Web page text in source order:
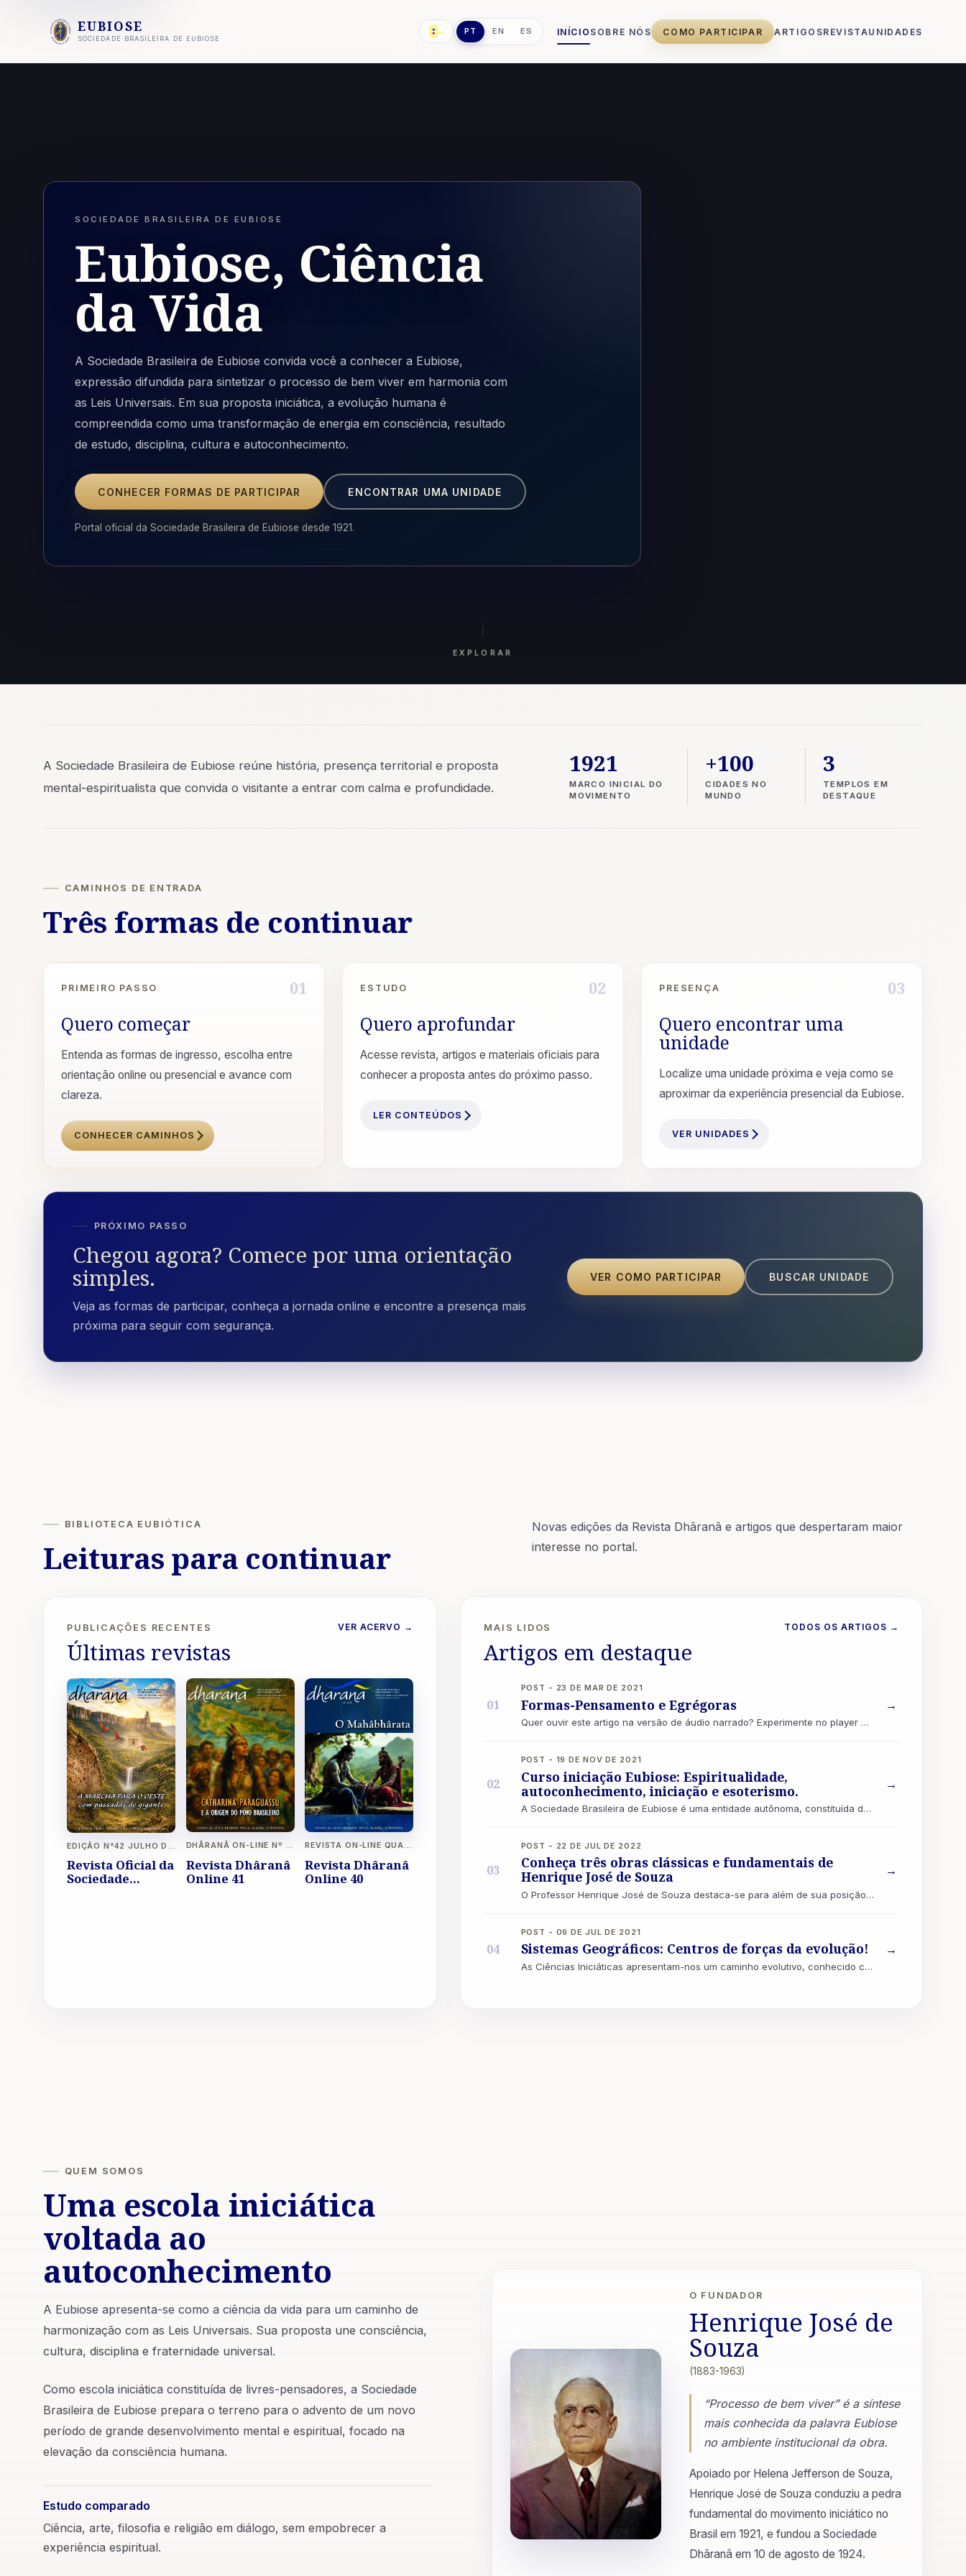
EUBIOSE
SOCIEDADE BRASILEIRA DE EUBIOSE
PT EN ES INÍCIO SOBRE NÓS COMO PARTICIPAR ARTIGOSREVISTAUNIDADES
SOCIEDADE BRASILEIRA DE EUBIOSE
Eubiose, Ciência
da Vida
A Sociedade Brasileira de Eubiose convida você a conhecer a Eubiose,
expressão difundida para sintetizar o processo de bem viver em harmonia com
as Leis Universais. Em sua proposta iniciática, a evolução humana é
compreendida como uma transformação de energia em consciência, resultado
de estudo, disciplina, cultura e autoconhecimento.
CONHECER FORMAS DE PARTICIPAR ENCONTRAR UMA UNIDADE
Portal oficial da Sociedade Brasileira de Eubiose desde 1921.
EXPLORAR
A Sociedade Brasileira de Eubiose reúne história, presença territorial e proposta
mental-espiritualista que convida o visitante a entrar com calma e profundidade.
1921
MARCO INICIAL DO
MOVIMENTO
+100
CIDADES NO
MUNDO
3
TEMPLOS EM
DESTAQUE
CAMINHOS DE ENTRADA
Três formas de continuar
PRIMEIRO PASSO 01
Quero começar
Entenda as formas de ingresso, escolha entre
orientação online ou presencial e avance com
clareza.
CONHECER CAMINHOS
ESTUDO 02
Quero aprofundar
Acesse revista, artigos e materiais oficiais para
conhecer a proposta antes do próximo passo.
LER CONTEÚDOS
PRESENÇA 03
Quero encontrar uma
unidade
Localize uma unidade próxima e veja como se
aproximar da experiência presencial da Eubiose.
VER UNIDADES
PRÓXIMO PASSO
Chegou agora? Comece por uma orientação
simples.
Veja as formas de participar, conheça a jornada online e encontre a presença mais
próxima para seguir com segurança.
VER COMO PARTICIPAR BUSCAR UNIDADE
BIBLIOTECA EUBIÓTICA
Leituras para continuar
Novas edições da Revista Dhâranâ e artigos que despertaram maior
interesse no portal.
PUBLICAÇÕES RECENTES
Últimas revistas
VER ACERVO →
EDIÇÃO N°42 JULHO DE 2026 A OUTUBRO DE 2026 REVISTA LIVRE
Revista Oficial da
Sociedade
DHÂRANÂ ON-LINE Nº 41
Revista Dhâranâ
Online 41
REVISTA ON-LINE QUADRIMESTRAL DA SOCIEDADE BRASILEIRA DE EUBIOSE ANO XIII - N° 40 - NOVEMBRO DE 2025 A FEVEREIRO DE 2026
Revista Dhâranâ
Online 40
MAIS LIDOS
Artigos em destaque
TODOS OS ARTIGOS →
01
POST - 23 DE MAR DE 2021
Formas-Pensamento e Egrégoras
Quer ouvir este artigo na versão de áudio narrado? Experimente no player no fim da página! “Não se deve ter maus pensamentos, porque co...
→
02
POST - 19 DE NOV DE 2021
Curso iniciação Eubiose: Espiritualidade,
autoconhecimento, iniciação e esoterismo.
A Sociedade Brasileira de Eubiose é uma entidade autônoma, constituída de livre-pensadores, uma escola iniciática, também destinada a f...
→
03
POST - 22 DE JUL DE 2022
Conheça três obras clássicas e fundamentais de
Henrique José de Souza
O Professor Henrique José de Souza destaca-se para além de sua posição de fundador da Sociedade Brasileira de Eubiose. Ele desempenhou...
→
04
POST - 09 DE JUL DE 2021
Sistemas Geográficos: Centros de forças da evolução!
As Ciências Iniciáticas apresentam-nos um caminho evolutivo, conhecido como Itinerário de IO, (nome dado ao caminhar da mônada humana n...
→
QUEM SOMOS
Uma escola iniciática
voltada ao
autoconhecimento
A Eubiose apresenta-se como a ciência da vida para um caminho de
harmonização com as Leis Universais. Sua proposta une consciência,
cultura, disciplina e fraternidade universal.
Como escola iniciática constituída de livres-pensadores, a Sociedade
Brasileira de Eubiose prepara o terreno para o advento de um novo
período de grande desenvolvimento mental e espiritual, focado na
elevação da consciência humana.
Estudo comparado
Ciência, arte, filosofia e religião em diálogo, sem empobrecer a
experiência espiritual.
O FUNDADOR
Henrique José de
Souza
(1883-1963)
“Processo de bem viver” é a síntese
mais conhecida da palavra Eubiose
no ambiente institucional da obra.
Apoiado por Helena Jefferson de Souza,
Henrique José de Souza conduziu a pedra
fundamental do movimento iniciático no
Brasil em 1921, e fundou a Sociedade
Dhâranâ em 10 de agosto de 1924.